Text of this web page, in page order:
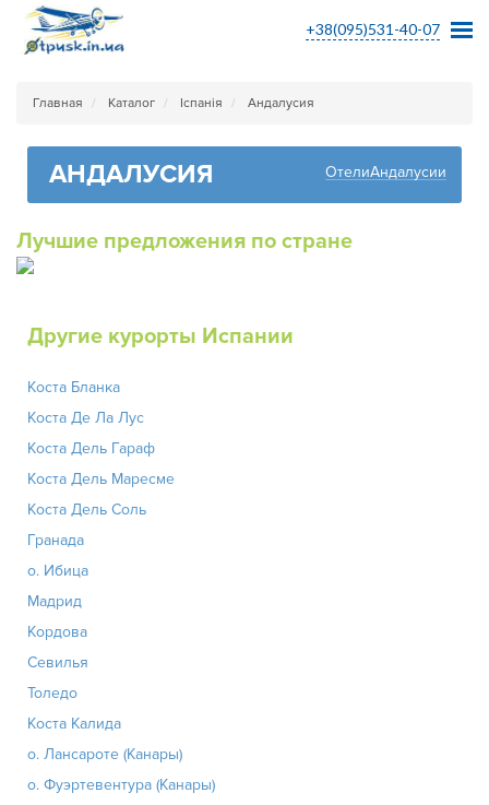
+38(095)531-40-07
Главная Каталог Іспанія Андалусия
АНДАЛУСИЯ ОтелиАндалусии
Лучшие предложения по стране
Другие курорты Испании
Коста Бланка
Коста Де Ла Лус
Коста Дель Гараф
Коста Дель Маресме
Коста Дель Соль
Гранада
о. Ибица
Мадрид
Кордова
Севилья
Толедо
Коста Калида
о. Лансароте (Канары)
о. Фуэртевентура (Канары)